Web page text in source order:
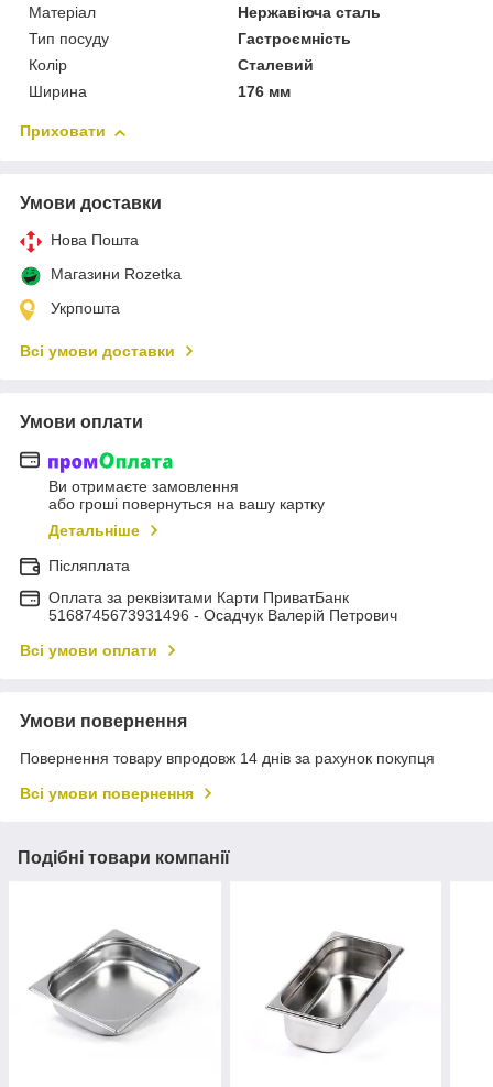
Матеріал
Нержавіюча сталь
Тип посуду
Гастроємність
Колір
Сталевий
Ширина
176 мм
Приховати
Умови доставки
Нова Пошта
Магазини Rozetka
Укрпошта
Всі умови доставки
Умови оплати
Ви отримаєте замовлення
або гроші повернуться на вашу картку
Детальніше
Післяплата
Оплата за реквізитами Карти ПриватБанк
5168745673931496 - Осадчук Валерій Петрович
Всі умови оплати
Умови повернення
Повернення товару впродовж 14 днів за рахунок покупця
Всі умови повернення
Подібні товари компанії